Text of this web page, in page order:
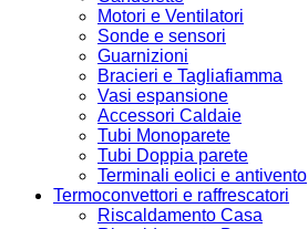
Motori e Ventilatori
Sonde e sensori
Guarnizioni
Bracieri e Tagliafiamma
Vasi espansione
Accessori Caldaie
Tubi Monoparete
Tubi Doppia parete
Terminali eolici e antivento
Termoconvettori e raffrescatori
Riscaldamento Casa